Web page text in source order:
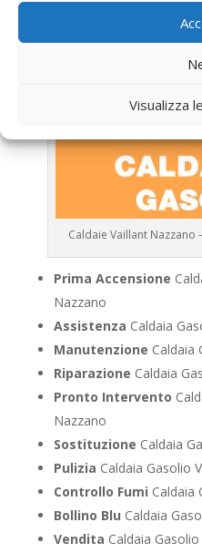
Visualizza
Caldaie Vaillant Nazzano
Prima Accensione
Nazzano
Assistenza Caldaia
Manutenzione Caldaia
Riparazione Caldaia
Pronto Intervento
Nazzano
Sostituzione Caldaia
Pulizia Caldaia Gasolio
Controllo Fumi Caldaia
Bollino Blu Caldaia
Vendita Caldaia